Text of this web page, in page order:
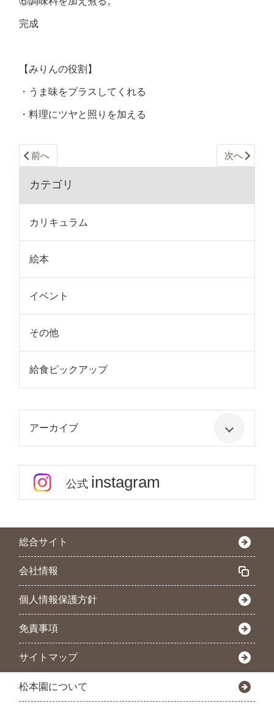
完成
【みりんの役割】
・うま味をプラスしてくれる
・料理にツヤと照りを加える
前へ 次へ
カテゴリ
カリキュラム
絵本
イベント
その他
給食ピックアップ
アーカイブ
公式 instagram
総合サイト
会社情報
個人情報保護方針
免責事項
サイトマップ
松本園について